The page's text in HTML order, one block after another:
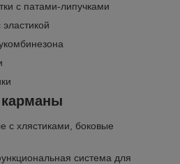
с патами-липучками
с хлястиками, боковые
система для